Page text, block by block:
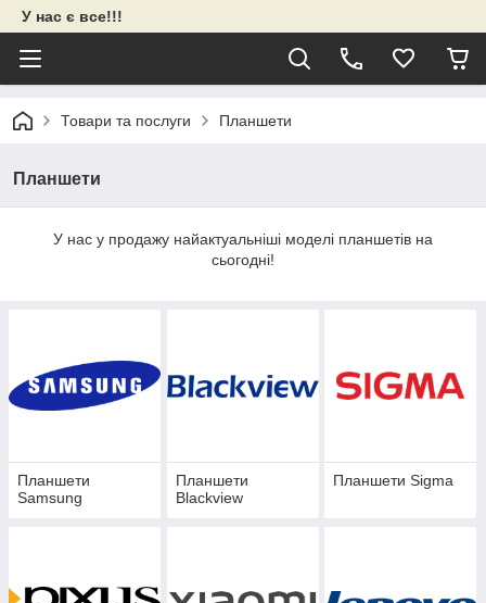
У нас є все!!!
Товари та послуги Планшети
Планшети
У нас у продажу найактуальніші моделі планшетів на
сьогодні!
Планшети
Samsung
Планшети
Blackview
Планшети Sigma